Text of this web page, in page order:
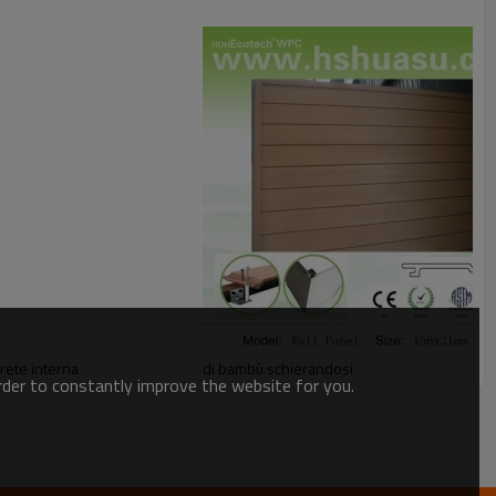
interna di bambù schierandosi
to constantly improve the website for you.